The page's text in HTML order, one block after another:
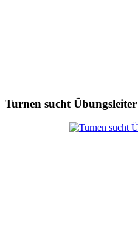
Turnen sucht Übungsleiter